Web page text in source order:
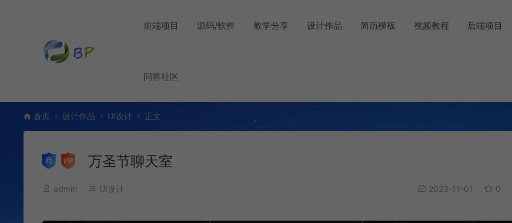
前端项目 源码/软件 教学分享 设计作品 简历模板 视频教程 后端项目
问答社区
首页 设计作品 UI设计 正文
万圣节聊天室
admin UI设计 2023-11-01 0